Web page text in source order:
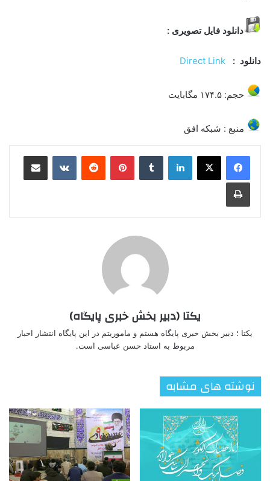
دانلود فایل تصویری :
دانلود : Direct Link
حجم: ۱۷۴.۵ مگابایت
منبع : شبکه افق
لینکدین ‫تامبلر ‫پین‌ترست‫رددیت ‫VKontakteاشتراک گذاری از طریق ایمیل
چاپ
یکتا (دبیر بخش خبری پایگاه)
یکتا ؛ دبیر بخش خبری پایگاه هستم و ماموریتم در این پایگاه انتشار اخبار
مربوط به استاد حسن عباسی است.
نوشته های مشابه